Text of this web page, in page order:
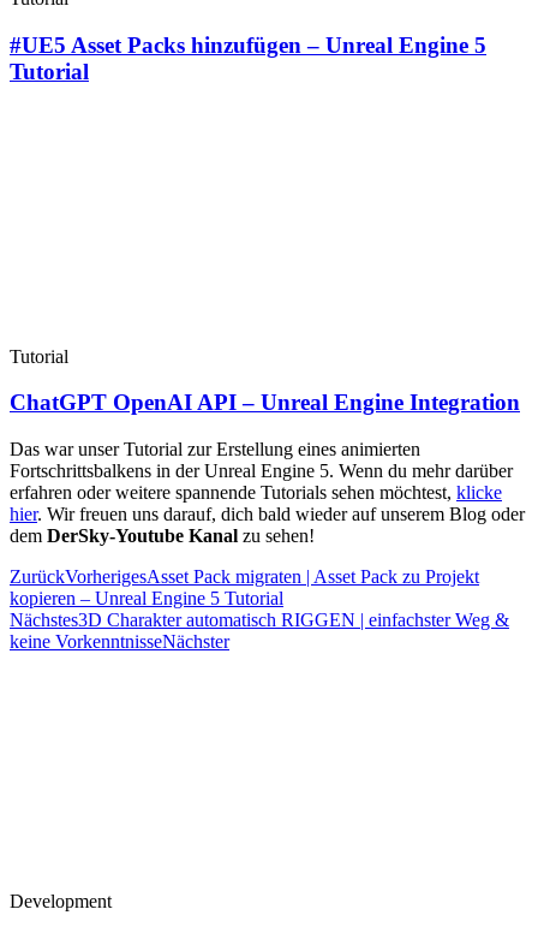
#UE5 Asset Packs hinzufügen – Unreal Engine 5
Tutorial
Tutorial
ChatGPT OpenAI API – Unreal Engine Integration
Das war unser Tutorial zur Erstellung eines animierten
Fortschrittsbalkens in der Unreal Engine 5. Wenn du mehr darüber
erfahren oder weitere spannende Tutorials sehen möchtest, klicke
hier. Wir freuen uns darauf, dich bald wieder auf unserem Blog oder
dem DerSky-Youtube Kanal zu sehen!
ZurückVorherigesAsset Pack migraten | Asset Pack zu Projekt
kopieren – Unreal Engine 5 Tutorial
Nächstes3D Charakter automatisch RIGGEN | einfachster Weg &
keine VorkenntnisseNächster
Development